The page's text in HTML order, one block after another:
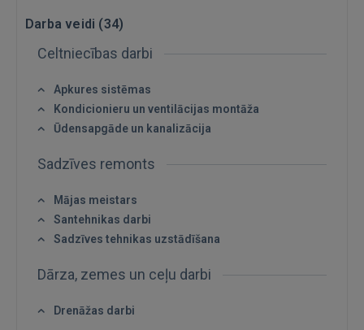
Ienākt
IENĀKT
Aizmirsāt paroli?
Darba veidi (34)
Celtniecības darbi
Apkures sistēmas
Kondicionieru un ventilācijas montāža
Ūdensapgāde un kanalizācija
Sadzīves remonts
Mājas meistars
Santehnikas darbi
Sadzīves tehnikas uzstādīšana
Dārza, zemes un ceļu darbi
Drenāžas darbi